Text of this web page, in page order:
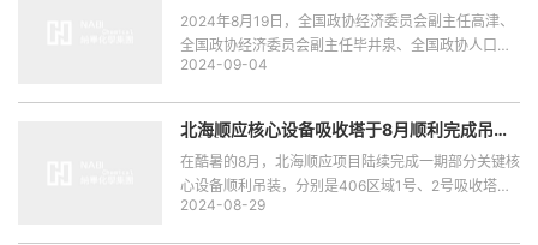
2024年8月19日，全国政协经济委员会副主任高津、
全国政协经济委员会副主任毕井泉、全国政协人口资
源环境委员会副主任钱智民一行莅临北海顺应检查指
同，北海顺应董事长赵林陪同接待并汇报项目情况。
2024-09-04
北海顺应核心设备吸收塔于8月顺利完成吊装
在酷暑的8月，北海顺应项目陆续完成一期部分关键核
心设备顺利吊装，分别是406区域1号、2号吸收塔，
202区域高、低压闪蒸槽。随着核心设备的进场和吊
2024-08-29